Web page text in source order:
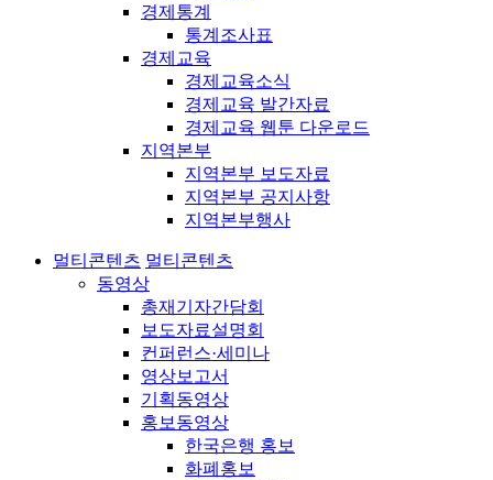
경제통계
통계조사표
경제교육
경제교육소식
경제교육 발간자료
경제교육 웹툰 다운로드
지역본부
지역본부 보도자료
지역본부 공지사항
지역본부행사
멀티콘텐츠 멀티콘텐츠
동영상
총재기자간담회
보도자료설명회
컨퍼런스·세미나
영상보고서
기획동영상
홍보동영상
한국은행 홍보
화폐홍보